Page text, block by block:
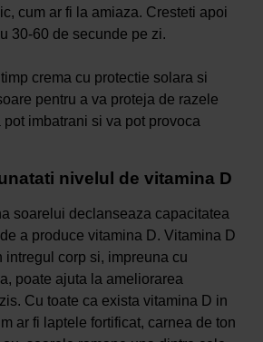
cum ar fi la amiaza. Cresteti apoi
30-60 de secunde pe zi.
crema cu protectie solara si
pentru a va proteja de razele
imbatrani si va pot provoca
nivelul de vitamina D
soarelui declanseaza capacitatea
a produce vitamina D. Vitamina D
intregul corp si, impreuna cu
poate ajuta la ameliorarea
Cu toate ca exista vitamina D in
ar fi laptele fortificat, carnea de ton